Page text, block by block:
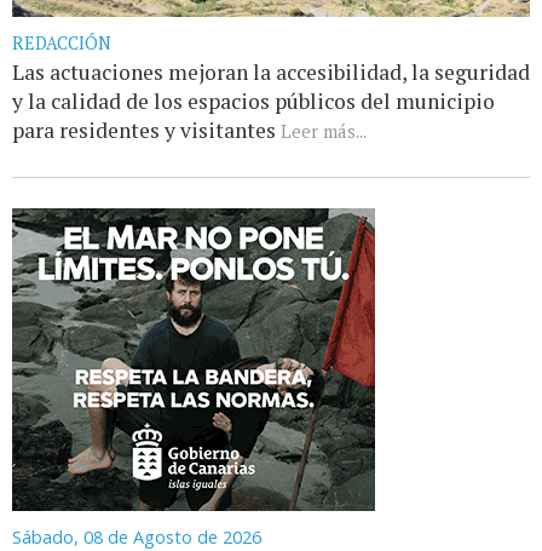
REDACCIÓN
Las actuaciones mejoran la accesibilidad, la seguridad
y la calidad de los espacios públicos del municipio
para residentes y visitantes Leer más...
Sábado, 08 de Agosto de 2026